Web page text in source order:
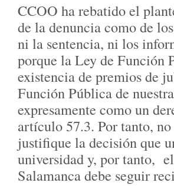
CCOO ha rebatido el
de la denuncia como de
ni la sentencia, ni los
porque la Ley de Función
existencia de premios de
Función Pública de
expresamente como un
artículo 57.3. Por tanto,
justifique la decisión que
universidad y, por tanto,
Salamanca debe seguir